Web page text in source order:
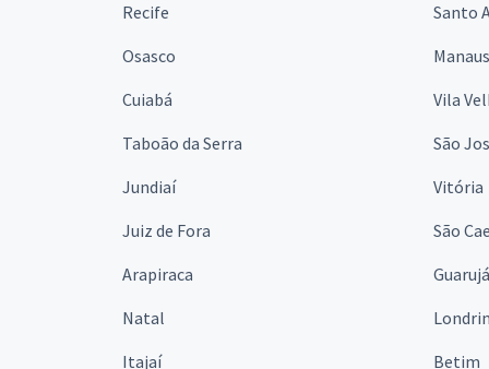
Recife
Santo
Osasco
Manaus
Cuiabá
Vila
Taboão da Serra
São
Jundiaí
Vitória
Juiz de Fora
São
Arapiraca
Guarujá
Natal
Itajaí
Betim